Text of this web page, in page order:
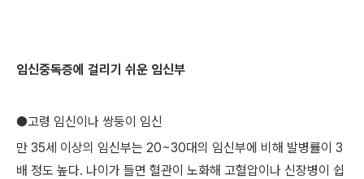
임신중독증에 걸리기 쉬운 임신부
●고령 임신이나 쌍둥이 임신
만 35세 이상의 임신부는 20~30대의 임신부에 비해 발병률이 3
배 정도 높다. 나이가 들면 혈관이 노화해 고혈압이나 신장병이 쉽